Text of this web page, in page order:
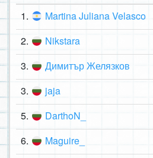
1.
Martina Juliana Velasco
2. Nikstara
3. Димитър Желязков
3. jaja
5. DarthoN_
6. Maguire_